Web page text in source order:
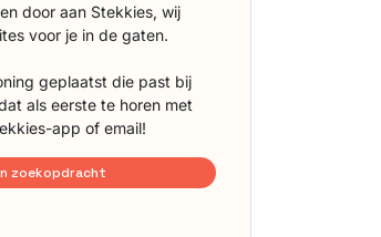
door aan Stekkies, wij
voor je in de gaten.
geplaatst die past bij
als eerste te horen met
app of email!
zoekopdracht